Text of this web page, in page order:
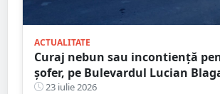
ACTUALITATE
Curaj nebun sau incontiență
șofer, pe Bulevardul Lucian
23 iulie 2026